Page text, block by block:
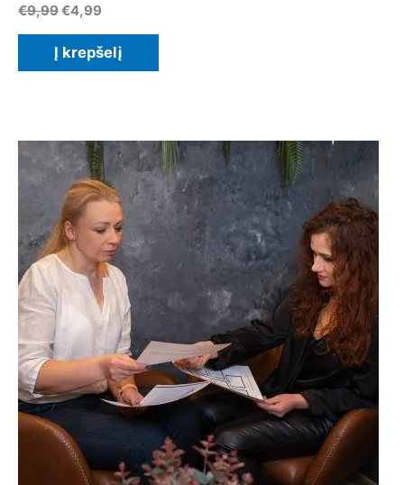
€9,99Original
was:
€9,99.
€4,99
is:
€4,99.
Į krepšelį